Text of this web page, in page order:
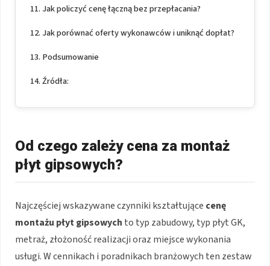
Jak policzyć cenę łączną bez przepłacania?
Jak porównać oferty wykonawców i uniknąć dopłat?
Podsumowanie
Źródła:
Od czego zależy cena za montaż
płyt gipsowych?
Najczęściej wskazywane czynniki kształtujące cenę
montażu płyt gipsowych to typ zabudowy, typ płyt GK,
metraż, złożoność realizacji oraz miejsce wykonania
usługi. W cennikach i poradnikach branżowych ten zestaw